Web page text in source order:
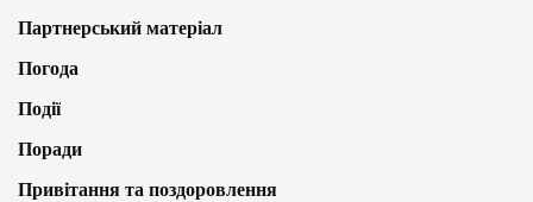
Партнерський матеріал
Погода
Події
Поради
Привітання та поздоровлення